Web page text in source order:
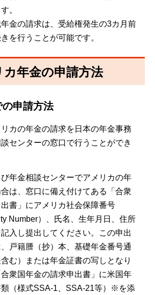
。
金の請求は、受給権発生の3カ月前
を行うことが可能です。
年金の申請方法
の申請方法
カの年金の請求を日本の年金事務
センターの窓口で行うことができ
年金相談センターでアメリカの年
は、窓口に備え付けてある「合衆
書」にアメリカ社会保障番号
Number）、氏名、生年月日、住所
入し提出してください。この申出
戸籍謄（抄）本、基礎年金番号通
む）または年金証書の写しとなり
衆国年金の請求申出書」に米国年
（様式SSA-1、SSA-21等）※を添